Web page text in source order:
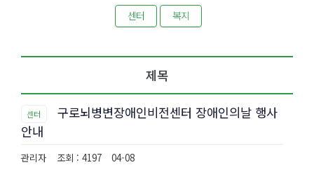
센터 복지
제목
센터
구로뇌병변장애인비전센터 장애인의날 행사
안내
관리자 조회 : 4197 04-08